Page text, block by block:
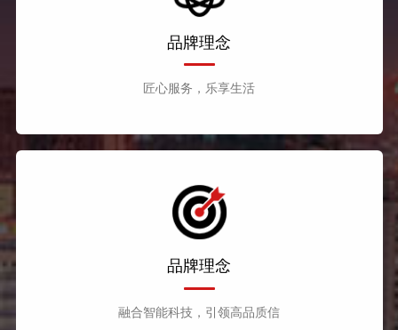
品牌理念
匠心服务，乐享生活
品牌理念
融合智能科技，引领高品质信